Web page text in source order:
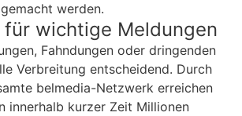
werden.
wichtige Meldungen
Fahndungen oder dringenden
Verbreitung entscheidend. Durch
belmedia-Netzwerk erreichen
innerhalb kurzer Zeit Millionen